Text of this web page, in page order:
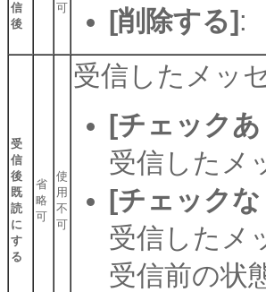
信
後
可
[削除する] :
受
信
後
既
読
に
す
る
省
略
可
使
用
不
可
受信したメッ
[チェックあ
受信したメ
[チェックな
受信したメ
受信前の状